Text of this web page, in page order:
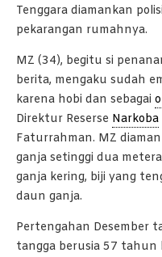
Tenggara diamankan
pekarangan rumahnya.
MZ (34), begitu si
berita, mengaku sudah
karena hobi dan sebagai
Direktur Reserse Narkoba
Faturrahman. MZ
ganja setinggi dua
ganja kering, biji yang
daun ganja.
Pertengahan Desember
tangga berusia 57 tahun